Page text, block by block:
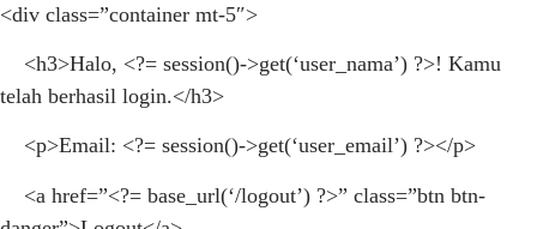
<div class=”container mt-5″>
<h3>Halo, <?= session()->get(‘user_nama’) ?>! Kamu
telah berhasil login.</h3>
<p>Email: <?= session()->get(‘user_email’) ?></p>
<a href=”<?= base_url(‘/logout’) ?>” class=”btn btn-